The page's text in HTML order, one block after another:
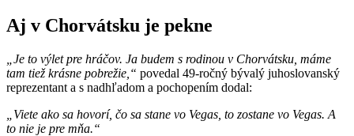
Aj v Chorvátsku je pekne
„Je to výlet pre hráčov. Ja budem s rodinou v Chorvátsku, máme
tam tiež krásne pobrežie,“ povedal 49-ročný bývalý juhoslovanský
reprezentant a s nadhľadom a pochopením dodal:
„Viete ako sa hovorí, čo sa stane vo Vegas, to zostane vo Vegas. A
to nie je pre mňa.“